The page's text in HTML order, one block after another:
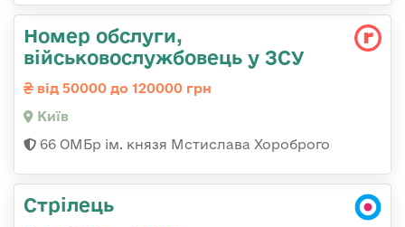
Номер обслуги,
військовослужбовець у ЗСУ
від 50000 до 120000 грн
Київ
66 ОМБр ім. князя Мстислава Хороброго
Стрілець